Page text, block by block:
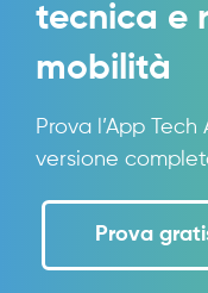
tecnica e
mobilità
Prova l’App
versione
Prova